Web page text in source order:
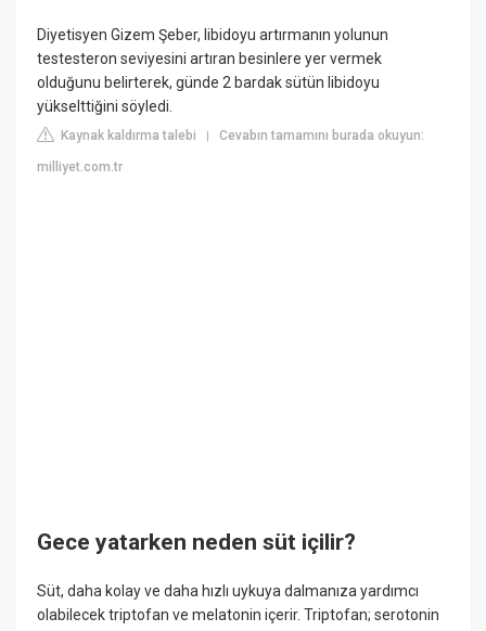
Diyetisyen Gizem Şeber, libidoyu artırmanın yolunun
testesteron seviyesini artıran besinlere yer vermek
olduğunu belirterek, günde 2 bardak sütün libidoyu
yükselttiğini söyledi.
Kaynak kaldırma talebi |Cevabın tamamını burada okuyun:
milliyet.com.tr
Gece yatarken neden süt içilir?
Süt, daha kolay ve daha hızlı uykuya dalmanıza yardımcı
olabilecek triptofan ve melatonin içerir. Triptofan; serotonin